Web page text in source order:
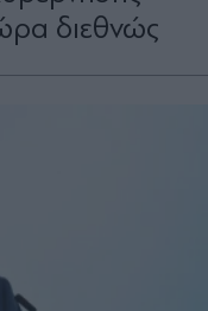
διεθνώς